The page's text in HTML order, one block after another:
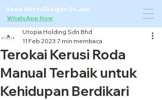
Sewa Mesin Oksigen 24 Jam ·
WhatsApp Now
Terokai Kerusi Roda
Manual Terbaik untuk
Kehidupan Berdikari
Utopia Holding Sdn Bhd
11 Feb 2023 7 min membaca